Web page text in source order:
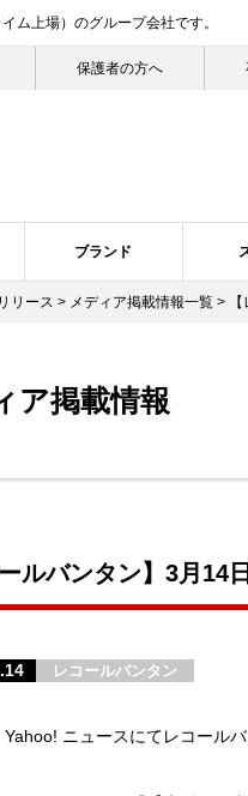
ム上場） のグループ会社です。
保護者の方へ
ブランド
リース > メディア掲載情報一覧 > 【
ア掲載情報
ールバンタン】3月
レコールバンタン
ニュースにてレコール